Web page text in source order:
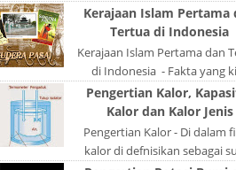
akan bernilai 45. Berapa nilai
ditunjukkan oleh
Reamur, ...
Kerajaan Islam Pertama
Tertua di Indonesia
Kerajaan Islam Pertama dan
di Indonesia - Fakta yang
ketahui selama ini bahwa
Samudera Pasai merupakan
kerajaan ...
Pengertian Kalor,
Kalor dan Kalor Jenis
Pengertian Kalor - Di dalam
kalor di defnisikan sebagai